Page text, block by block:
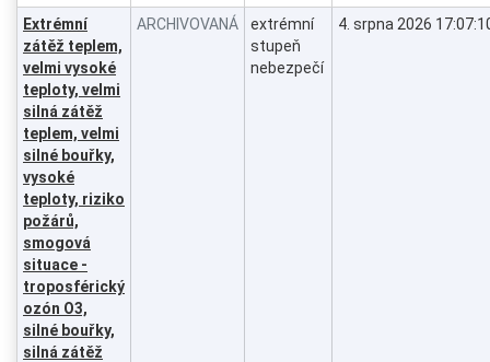
Extrémní
zátěž teplem,
velmi vysoké
teploty, velmi
silná zátěž
teplem, velmi
silné bouřky,
vysoké
teploty, riziko
požárů,
smogová
situace -
troposférický
ozón O3,
silné bouřky,
silná zátěž
ARCHIVOVANÁ
extrémní
stupeň
nebezpečí
4. srpna 2026